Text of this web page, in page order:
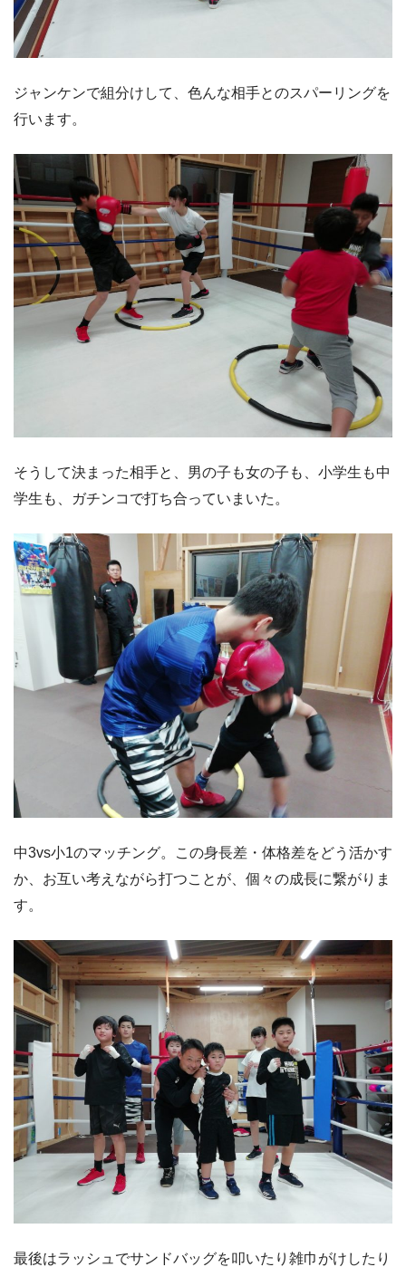
ジャンケンで組分けして、色んな相手とのスパーリングを
行います。
そうして決まった相手と、男の子も女の子も、小学生も中
学生も、ガチンコで打ち合っていまいた。
中3vs小1のマッチング。この身長差・体格差をどう活かす
か、お互い考えながら打つことが、個々の成長に繋がりま
す。
最後はラッシュでサンドバッグを叩いたり雑巾がけしたり